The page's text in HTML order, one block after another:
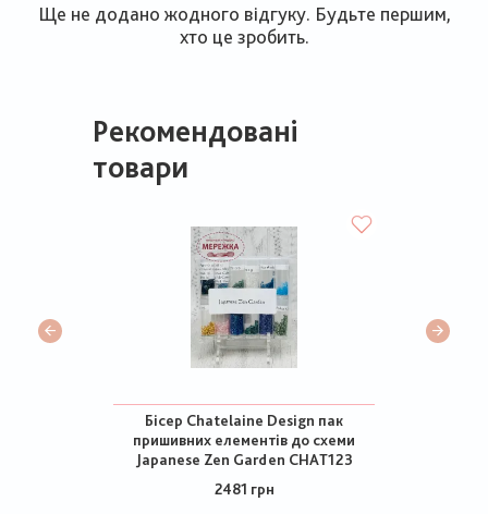
Ще не додано жодного відгуку. Будьте першим,
хто це зробить.
Рекомендовані
товари
Бісер Chatelaine Design пак
пришивних елементів до схеми
Japanese Zen Garden CHAT123
2481 грн